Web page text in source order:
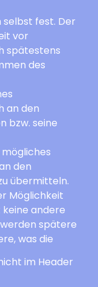
fest. Der
vor
spätestens
des
an den
bzw. seine
den
übermitteln.
Möglichkeit
andere
spätere
was die
im Header